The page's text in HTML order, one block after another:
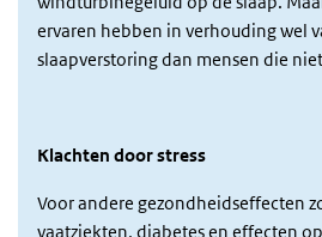
ervaren hebben in verhouding wel
slaapverstoring dan mensen die
Klachten door stress
Voor andere gezondheidseffecten
vaatziekten, diabetes en effecten